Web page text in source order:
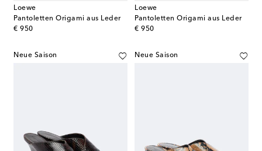
Loewe
Pantoletten Origami aus Leder
€ 950
original price
Loewe
Pantoletten Origami aus Leder
€ 950
original price
Neue Saison Neue Saison